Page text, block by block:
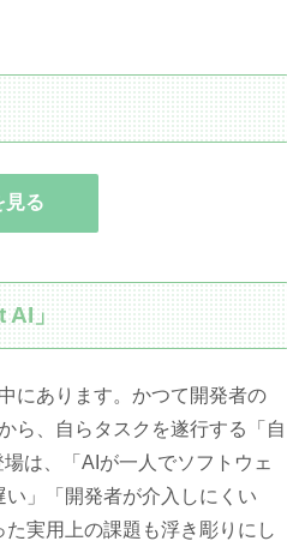
見る
AI」
にあります。かつて開発者の
ら、自らタスクを遂行する「自
は、「AIが一人でソフトウェ
」「開発者が介入しにくい
実用上の課題も浮き彫りにし